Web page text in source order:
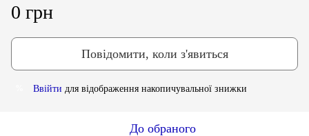
0 грн
Повідомити, коли з'явиться
Ввійти для відображення накопичувальної знижки
До обраного